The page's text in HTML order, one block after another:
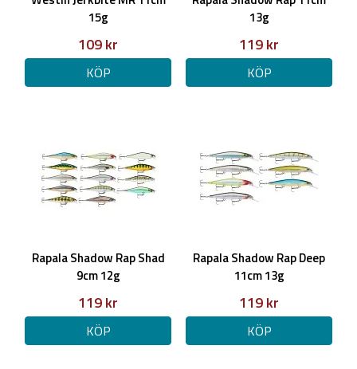
15g
109 kr
KÖP
13g
119 kr
KÖP
Rapala Shadow Rap Shad
9cm 12g
119 kr
KÖP
Rapala Shadow Rap Deep
11cm 13g
119 kr
KÖP